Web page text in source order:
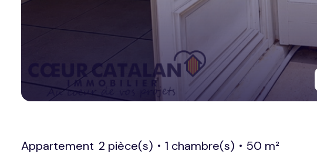
Appartement 2 pièce(s) 1 chambre(s)
50 m²